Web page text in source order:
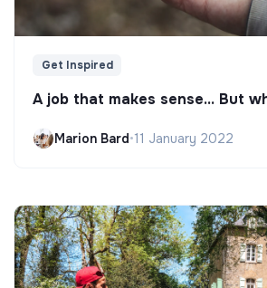
Get Inspired
A job that makes sense... But
Marion Bard•11 January 2022